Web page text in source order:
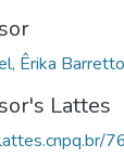
Êrika
Lattes